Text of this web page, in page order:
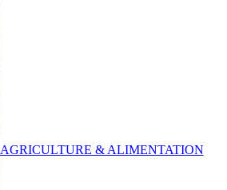
AGRICULTURE & ALIMENTATION